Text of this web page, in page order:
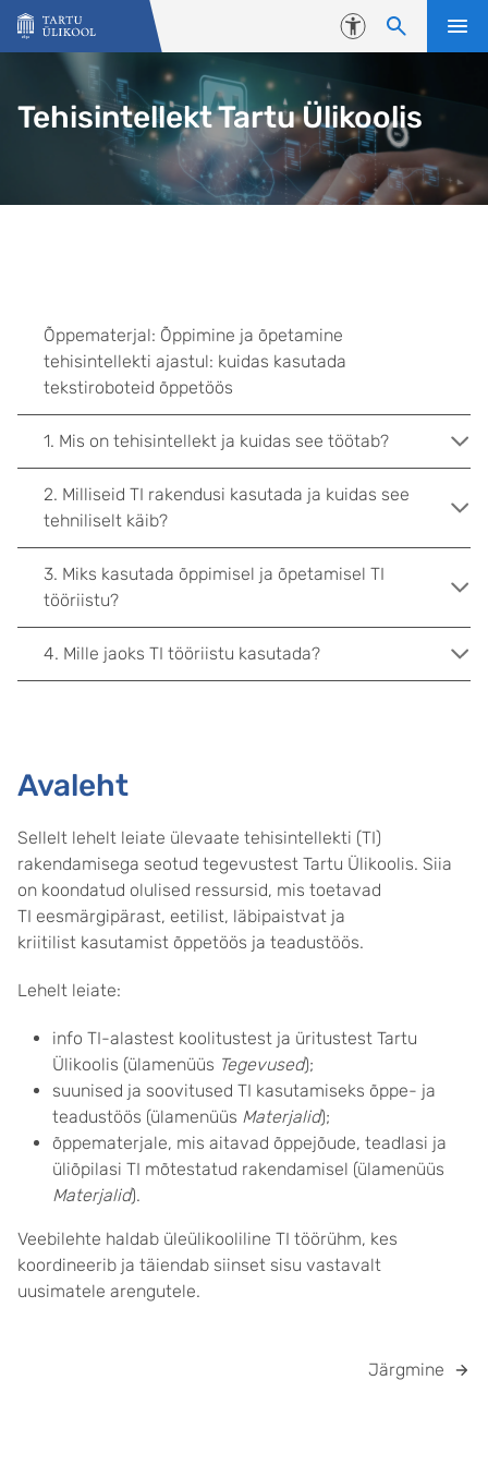
Liigu edasi põhisisu juurde
Juurdepääsetavus
Tehisintellekt Tartu Ülikoolis
Avaleht
Sellelt lehelt leiate ülevaate tehisintellekti (TI)
rakendamisega seotud tegevustest Tartu Ülikoolis. Siia
on koondatud olulised ressursid, mis toetavad
TI eesmärgipärast, eetilist, läbipaistvat ja
kriitilist kasutamist õppetöös ja teadustöös.
Lehelt leiate:
info TI-alastest koolitustest ja üritustest Tartu
Ülikoolis (ülamenüüs Tegevused);
suunised ja soovitused TI kasutamiseks õppe- ja
teadustöös (ülamenüüs Materjalid);
õppematerjale, mis aitavad õppejõude, teadlasi ja
üliõpilasi TI mõtestatud rakendamisel (ülamenüüs
Materjalid).
Veebilehte haldab üleülikooliline TI töörühm, kes
koordineerib ja täiendab siinset sisu vastavalt
uusimatele arengutele.
Järgmine
Õppematerjal: Õppimine ja õpetamine
tehisintellekti ajastul: kuidas kasutada
tekstiroboteid õppetöös
1. Mis on tehisintellekt ja kuidas see töötab?
2. Milliseid TI rakendusi kasutada ja kuidas see
tehniliselt käib?
3. Miks kasutada õppimisel ja õpetamisel TI
tööriistu?
4. Mille jaoks TI tööriistu kasutada?